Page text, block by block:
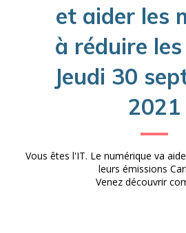
et aider les
à réduire
Jeudi 30
2021
Vous êtes l'IT. Le numérique va
leurs émissions
Venez découvrir